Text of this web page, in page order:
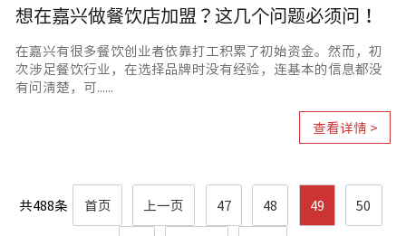
想在嘉兴做餐饮店加盟？这几个问题必须问！
在嘉兴有很多餐饮创业者依靠打工积累了初始资金。然而，初
次涉足餐饮行业，在选择品牌时没有经验，连基本的信息都没
有问清楚，可......
查看详情 >
共488条 首页 上一页 47 48 49 50